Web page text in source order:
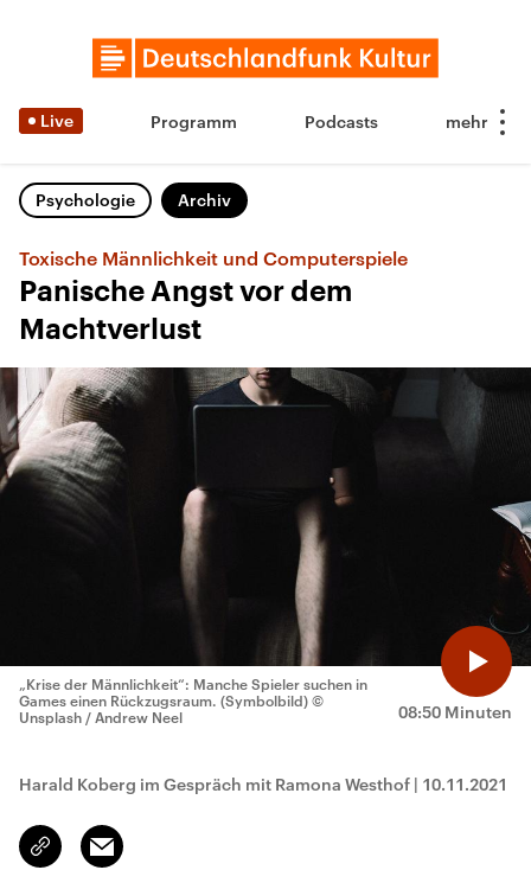
Live Programm Podcasts
Psychologie Archiv
Toxische Männlichkeit und Computerspiele
Panische Angst vor dem
Machtverlust
08:50 Minuten
„Krise der Männlichkeit“: Manche Spieler suchen in
Games einen Rückzugsraum. (Symbolbild) ©
Unsplash / Andrew Neel
Harald Koberg im Gespräch mit Ramona Westhof | 10.11.2021
Link
kopieren/teilen
Email